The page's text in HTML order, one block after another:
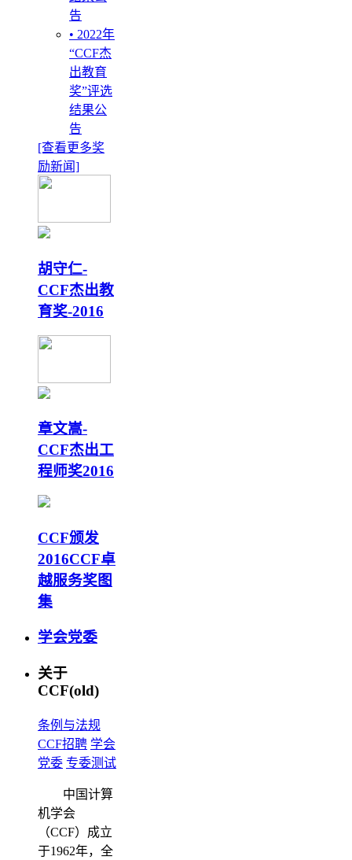
告
• 2022年
“CCF杰
出教育
奖”评选
结果公
告
[查看更多奖
励新闻]
胡守仁-
CCF杰出教
育奖-2016
章文嵩-
CCF杰出工
程师奖2016
CCF颁发
2016CCF卓
越服务奖图
集
学会党委
关于
CCF(old)
条例与法规
CCF招聘 学会
党委 专委测试
中国计算
机学会
（CCF）成立
于1962年，全